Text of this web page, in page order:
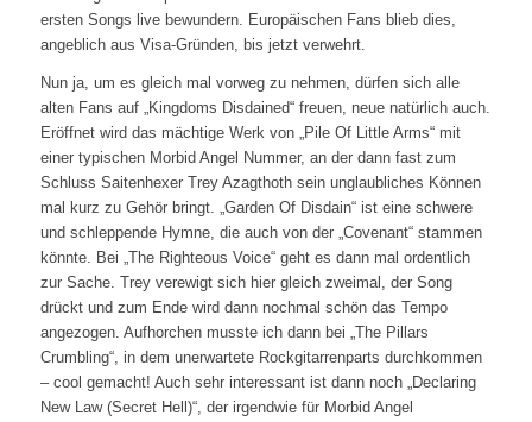
ersten Songs live bewundern. Europäischen Fans blieb dies,
angeblich aus Visa-Gründen, bis jetzt verwehrt.
Nun ja, um es gleich mal vorweg zu nehmen, dürfen sich alle
alten Fans auf „Kingdoms Disdained“ freuen, neue natürlich auch.
Eröffnet wird das mächtige Werk von „Pile Of Little Arms“ mit
einer typischen Morbid Angel Nummer, an der dann fast zum
Schluss Saitenhexer Trey Azagthoth sein unglaubliches Können
mal kurz zu Gehör bringt. „Garden Of Disdain“ ist eine schwere
und schleppende Hymne, die auch von der „Covenant“ stammen
könnte. Bei „The Righteous Voice“ geht es dann mal ordentlich
zur Sache. Trey verewigt sich hier gleich zweimal, der Song
drückt und zum Ende wird dann nochmal schön das Tempo
angezogen. Aufhorchen musste ich dann bei „The Pillars
Crumbling“, in dem unerwartete Rockgitarrenparts durchkommen
– cool gemacht! Auch sehr interessant ist dann noch „Declaring
New Law (Secret Hell)“, der irgendwie für Morbid Angel